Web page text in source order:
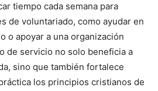
tiempo cada semana para
de voluntariado, como ayudar en
o apoyar a una organización
de servicio no solo beneficia a
sino que también fortalece
los principios cristianos de